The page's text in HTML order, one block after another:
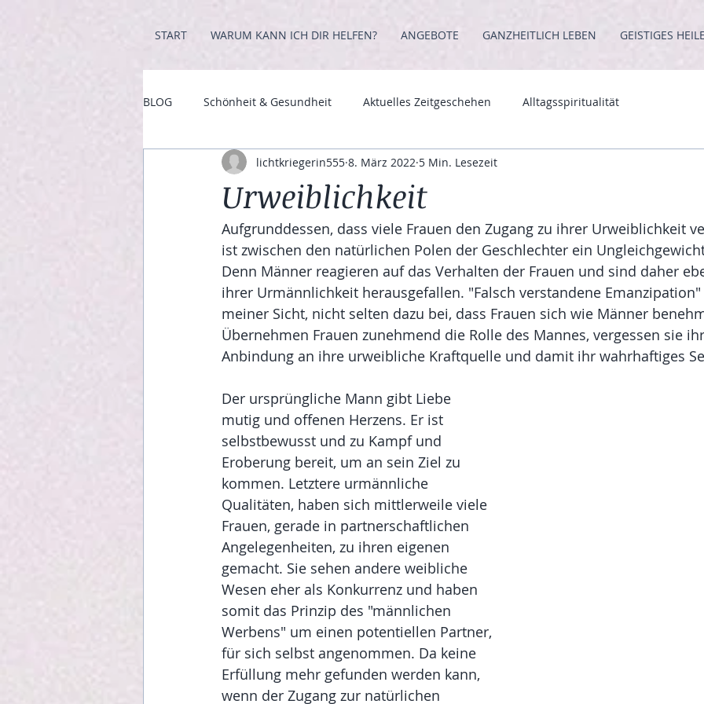
START WARUM KANN ICH DIR HELFEN? ANGEBOTE GANZHEITLICH LEBEN GEISTIGES
BLOG Schönheit & Gesundheit Aktuelles Zeitgeschehen Alltagsspiritualität
Urweiblichkeit
lichtkriegerin555 8. März 2022 5 Min. Lesezeit
Aufgrunddessen, dass viele Frauen den Zugang zu ihrer Urweiblichkeit
ist zwischen den natürlichen Polen der Geschlechter ein
Denn Männer reagieren auf das Verhalten der Frauen und sind daher
ihrer Urmännlichkeit herausgefallen. "Falsch verstandene
meiner Sicht, nicht selten dazu bei, dass Frauen sich wie Männer
Übernehmen Frauen zunehmend die Rolle des Mannes, vergessen sie
Anbindung an ihre urweibliche Kraftquelle und damit ihr wahrhaftiges
Der ursprüngliche Mann gibt Liebe
mutig und offenen Herzens. Er ist
selbstbewusst und zu Kampf und
Eroberung bereit, um an sein Ziel zu
kommen. Letztere urmännliche
Qualitäten, haben sich mittlerweile viele
Frauen, gerade in partnerschaftlichen
Angelegenheiten, zu ihren eigenen
gemacht. Sie sehen andere weibliche
Wesen eher als Konkurrenz und haben
somit das Prinzip des "männlichen
Werbens" um einen potentiellen Partner,
für sich selbst angenommen. Da keine
Erfüllung mehr gefunden werden kann,
wenn der Zugang zur natürlichen